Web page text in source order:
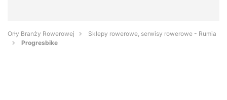
Orły Branży Rowerowej
Sklepy rowerowe, serwisy rowerowe - Rumia
Progresbike